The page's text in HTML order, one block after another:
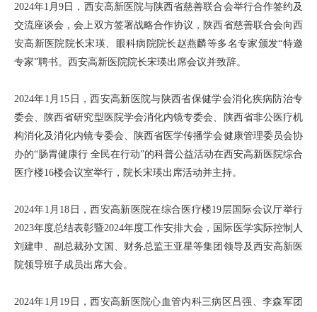
2024年1月9日，西安高新医院与陕西省慈善联合会举行合作签约及
交流座谈会，会上双方签署战略合作协议，陕西省慈善联合会向西
安高新医院院长宋瑛、眼科病院院长赵燕麟等多名专家颁发“特邀
专家”聘书。西安高新医院院长宋瑛出席会议并致辞。
2024年1月15日，西安高新医院与陕西省保健学会消化疾病防治专
委会、陕西省研究型医院学会消化内镜专委会、陕西省非公医疗机
构消化及消化内镜专委会、陕西省医学传播学会健康管理委员会协
办的“肠胃健康行 全民在行动”的科普公益活动在西安高新医院综合
医疗楼16楼会议室举行，院长宋瑛出席活动并主持。
2024年1月18日，西安高新医院在综合医疗楼19层国际会议厅举行
2023年度总结表彰暨2024年度工作安排大会，国际医学实际控制人
刘建申、副总裁孙文国、财务总监王亚星等集团领导及西安高新医
院领导班子成员出席大会。
2024年1月19日，西安高新医院心血管内科三病区吕强、李森军团